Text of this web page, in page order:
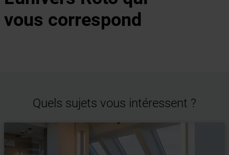
vous correspond
Quels sujets vous intéressent ?